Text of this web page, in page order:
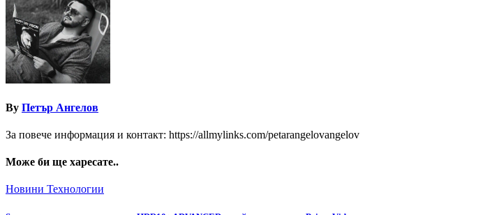
By Петър Ангелов
За повече информация и контакт: https://allmylinks.com/petarangelovangelov
Може би ще харесате..
Новини Технологии